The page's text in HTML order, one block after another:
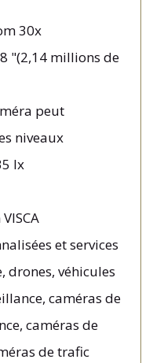
30x
"(2,14 millions de
peut
niveaux
lx
et services
véhicules
caméras de
caméras de
de trafic